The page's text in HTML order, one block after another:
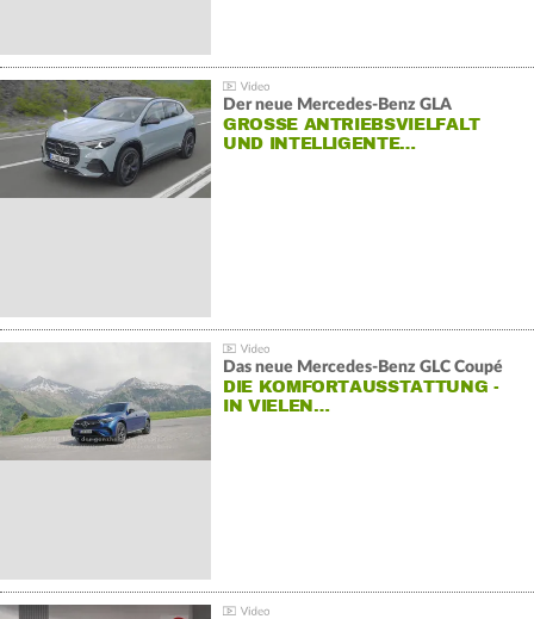
Der neue Mercedes-Benz GLA
GROSSE ANTRIEBSVIELFALT U
ND INTELLIGENTE…
Das neue Mercedes-Benz GLC Coupé
DIE KOMFORTAUSSTATTUNG -
IN VIELEN…